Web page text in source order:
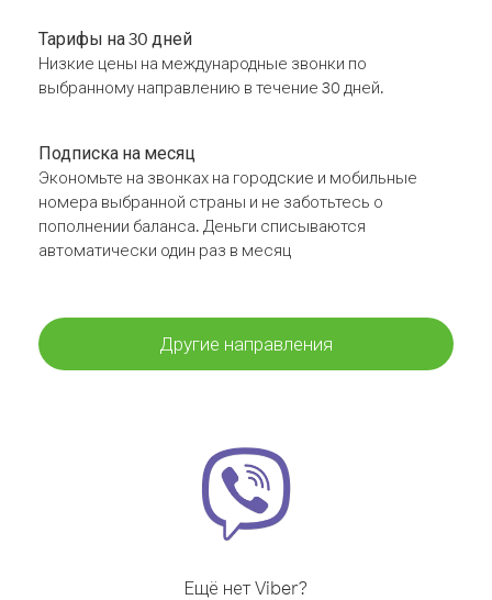
Тарифы на 30 дней
Низкие цены на международные звонки по
выбранному направлению в течение 30 дней.
Подписка на месяц
Экономьте на звонках на городские и мобильные
номера выбранной страны и не заботьтесь о
пополнении баланса. Деньги списываются
автоматически один раз в месяц
Другие направления
Ещё нет Viber?